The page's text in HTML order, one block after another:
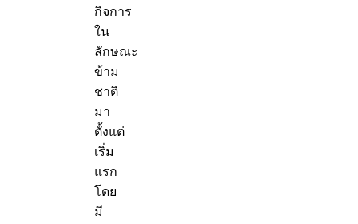
กิจการ
ใน
ลักษณะ
ข้าม
ชาติ
มา
ตั้งแต่
เริ่ม
แรก
โดย
มี